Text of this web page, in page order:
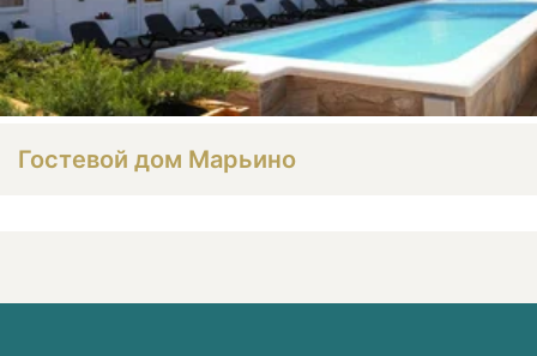
Гостевой дом Марьино